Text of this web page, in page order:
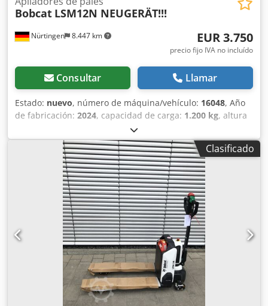
Nürtingen 8.447 km
Bobcat LSM12N NEUGERÄT!!!
EUR 3.750
precio fijo IVA no incluído
Consultar Llamar
Estado: nuevo, número de máquina/vehículo: 16048, Año
de fabricación: 2024, capacidad de carga: 1.200 kg, altura
, centro de carga:
combustible:eléctrico, tipo de mástil:Simplex, altura de
construcción:2.080 mm, voltaje de la batería: 24 V,
longitud de la horquilla:1.150 mm, peso total:576 kg
5076939 Número de serie: OBWNL-002740 Djdpfx Apsykc
Rrj Ijkr Especificaciones de la batería: 24 V, 60 Ah
Clasificado